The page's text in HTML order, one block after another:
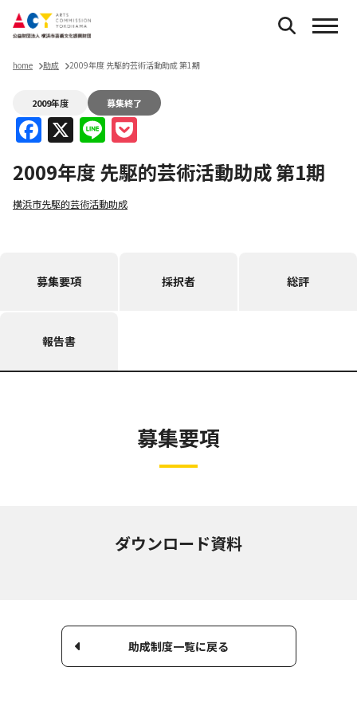
home 助成 2009年度 先駆的芸術活動助成 第1期
2009年度 募集終了
Facebook
X Line
2009年度 先駆的芸術活動助成 第1期
横浜市先駆的芸術活動助成
募集要項 採択者 総評
報告書
募集要項
ダウンロード資料
助成制度一覧に戻る